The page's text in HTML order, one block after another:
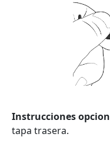
Instrucciones
tapa trasera.